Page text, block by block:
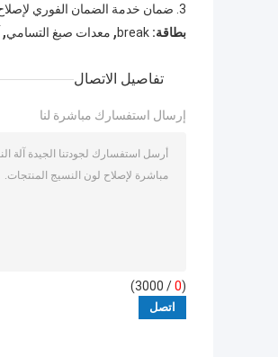
3. ضمان خدمة الضمان الفوري لإصلاح الأجزاء الرئيسية واستبدالها بواسطة
بطاقة: break
, معدات صبغ التسامي,
تفاصيل الاتصال
إرسال استفسارك مباشرة لنا
(
0
/ 3000)